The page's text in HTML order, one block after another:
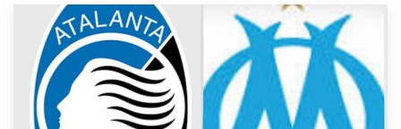
23,
Serie
C
Girone
B